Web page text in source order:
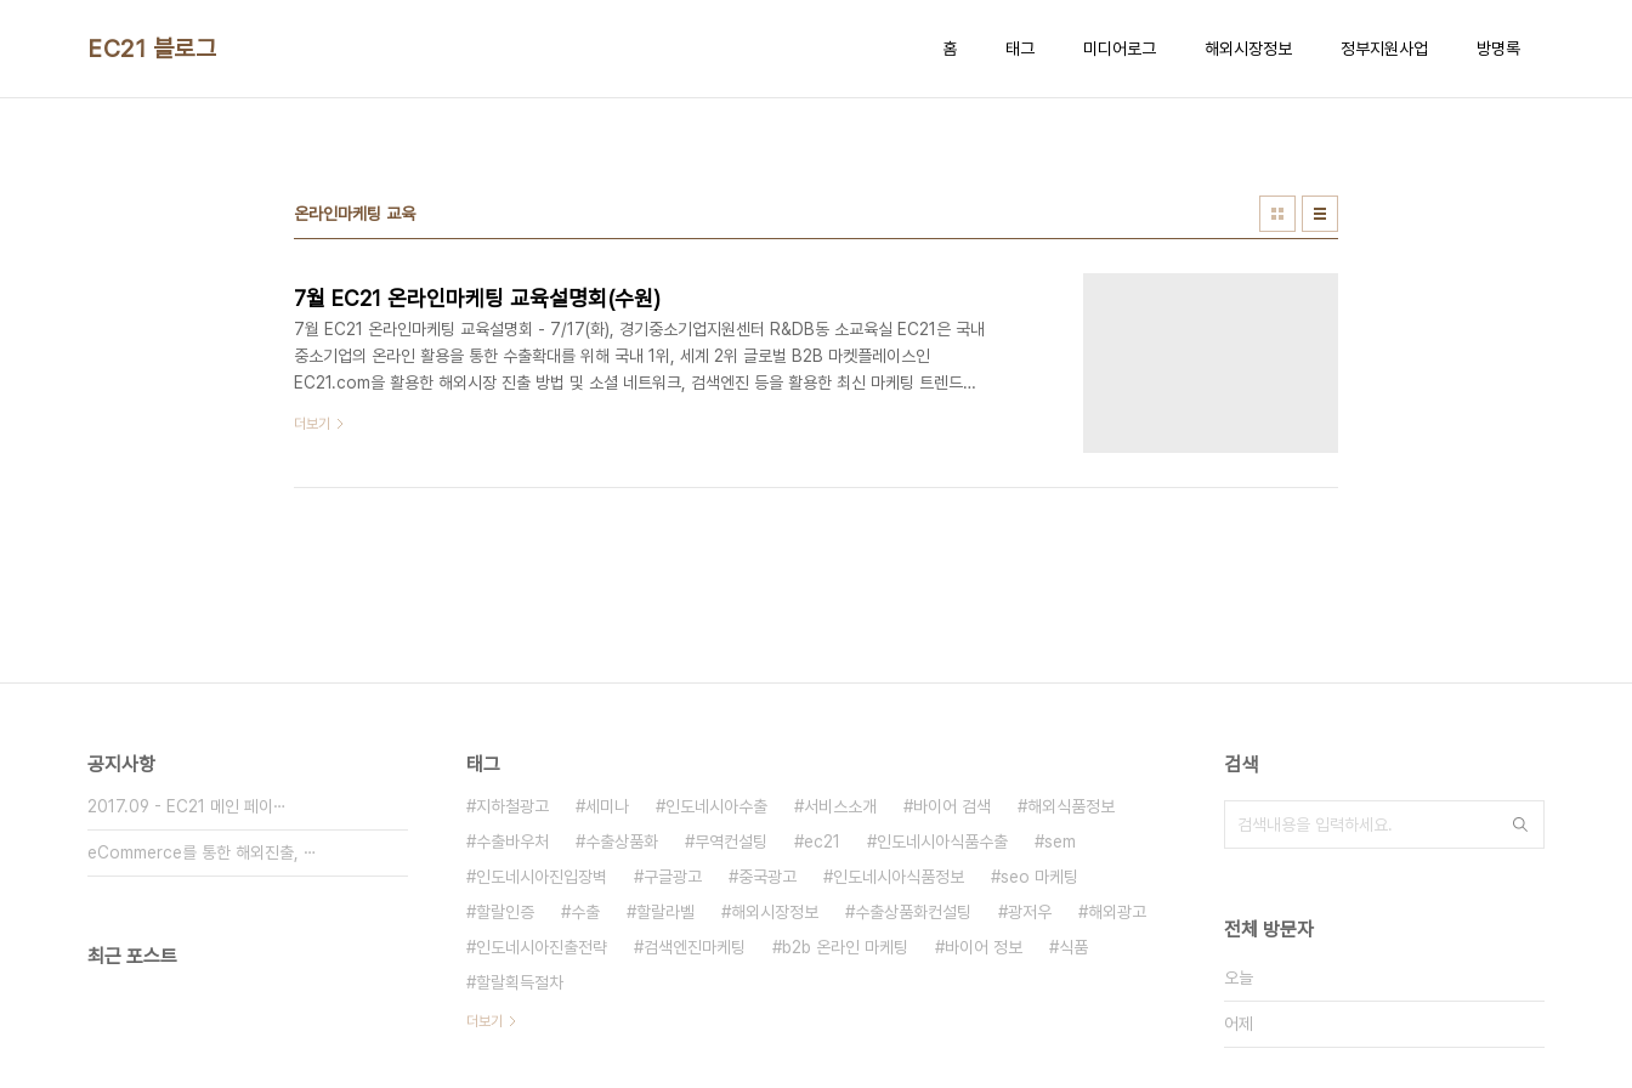
EC21 블로그 홈 태그 미디어로그 해외시장정보 정부지원사업 방명록
온라인마케팅 교육
7월 EC21 온라인마케팅 교육설명회(수원)
7월 EC21 온라인마케팅 교육설명회 - 7/17(화), 경기중소기업지원센터 R&DB동 소교육실 EC21은 국내
중소기업의 온라인 활용을 통한 수출확대를 위해 국내 1위, 세계 2위 글로벌 B2B 마켓플레이스인
EC21.com을 활용한 해외시장 진출 방법 및 소셜 네트워크, 검색엔진 등을 활용한 최신 마케팅 트렌드에
자 분들의 많은 신청과 참여 바랍니다. EC21 온라인마케팅 교육설명회 일 시 : 2012년 7월 17일(화), 오
도보기 대 상 : 온라인무역에 관심있는 EC21.com 무료회원..
더보기
공지사항
2017.09 - EC21 메인 페이⋯
eCommerce를 통한 해외진출, ⋯
최근 포스트
태그
지하철광고 세미나 인도네시아수출 서비스소개 바이어 검색
해외식품정보
수출바우처
수출상품화 무역컨설팅 ec21 인도네시아식품수출
sem
인도네시아진입장벽
구글광고 중국광고 인도네시아식품정보
seo 마케팅
할랄인증
수출 할랄라벨 해외시장정보 수출상품화컨설팅 광저우
해외광고
인도네시아진출전략
검색엔진마케팅 b2b 온라인 마케팅 바이어 정보
식품
할랄획득절차
더보기
검색
전체 방문자
오늘
어제